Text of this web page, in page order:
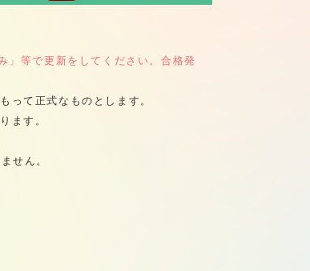
等で更新をしてください。合格発
って正式なものとします。
ます。
せん。